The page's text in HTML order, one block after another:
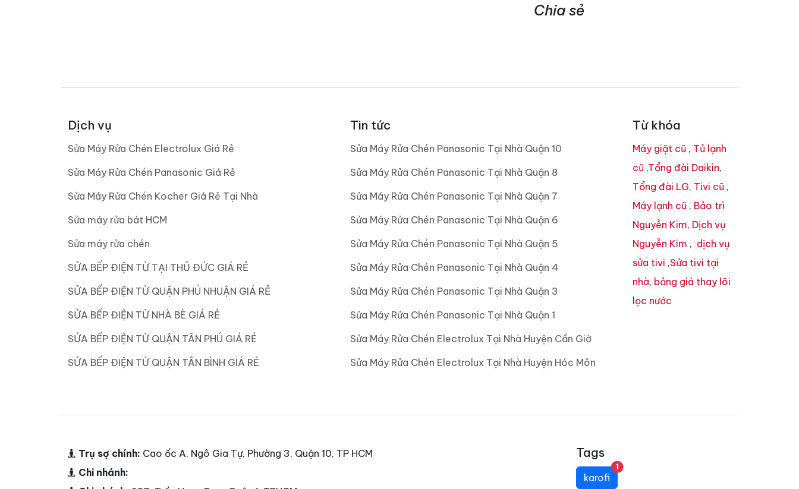
Chia sẻ
Dịch vụ
Sửa Máy Rửa Chén Electrolux Giá Rẻ
Sửa Máy Rửa Chén Panasonic Giá Rẻ
Sửa Máy Rửa Chén Kocher Giá Rẻ Tại Nhà
Sửa máy rửa bát HCM
Sửa máy rửa chén
SỬA BẾP ĐIỆN TỪ TẠI THỦ ĐỨC GIÁ RẺ
SỬA BẾP ĐIỆN TỪ QUẬN PHÚ NHUẬN GIÁ RẺ
SỬA BẾP ĐIỆN TỪ NHÀ BÈ GIÁ RẺ
SỬA BẾP ĐIỆN TỪ QUẬN TÂN PHÚ GIÁ RẺ
SỬA BẾP ĐIỆN TỪ QUẬN TÂN BÌNH GIÁ RẺ
Tin tức
Sửa Máy Rửa Chén Panasonic Tại Nhà Quận 10
Sửa Máy Rửa Chén Panasonic Tại Nhà Quận 8
Sửa Máy Rửa Chén Panasonic Tại Nhà Quận 7
Sửa Máy Rửa Chén Panasonic Tại Nhà Quận 6
Sửa Máy Rửa Chén Panasonic Tại Nhà Quận 5
Sửa Máy Rửa Chén Panasonic Tại Nhà Quận 4
Sửa Máy Rửa Chén Panasonic Tại Nhà Quận 3
Sửa Máy Rửa Chén Panasonic Tại Nhà Quận 1
Sửa Máy Rửa Chén Electrolux Tại Nhà Huyện Cần Giờ
Sửa Máy Rửa Chén Electrolux Tại Nhà Huyện Hóc Môn
Từ khóa
Máy giặt cũ , Tủ lạnh
cũ ,Tổng đài Daikin,
Tổng đài LG, Tivi cũ ,
Máy lạnh cũ , Bảo trì
Nguyễn Kim, Dịch vụ
Nguyễn Kim , dịch vụ
sửa tivi ,Sửa tivi tại
nhà, bảng giá thay lõi
lọc nước
Trụ sợ chính: Cao ốc A, Ngô Gia Tự, Phường 3, Quận 10, TP HCM
Chi nhánh:
Tags
karofi
1unread messages